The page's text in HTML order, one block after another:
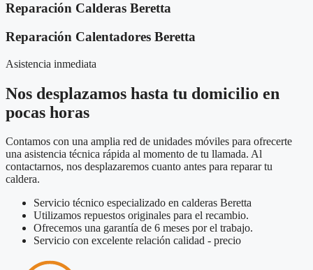
Reparación Calderas Beretta
Reparación Calentadores Beretta
Asistencia inmediata
Nos desplazamos hasta tu domicilio en
pocas horas
Contamos con una amplia red de unidades móviles para ofrecerte
una asistencia técnica rápida al momento de tu llamada. Al
contactarnos, nos desplazaremos cuanto antes para reparar tu
caldera.
Servicio técnico especializado en calderas Beretta
Utilizamos repuestos originales para el recambio.
Ofrecemos una garantía de 6 meses por el trabajo.
Servicio con excelente relación calidad - precio